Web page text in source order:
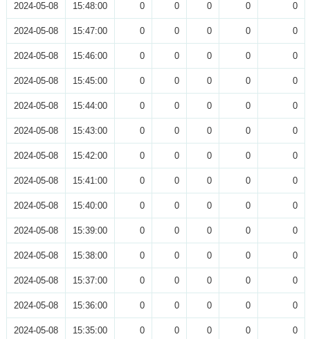
2024-05-08 15:48:00 0 0 0 0 0
2024-05-08 15:47:00 0 0 0 0 0
2024-05-08 15:46:00 0 0 0 0 0
2024-05-08 15:45:00 0 0 0 0 0
2024-05-08 15:44:00 0 0 0 0 0
2024-05-08 15:43:00 0 0 0 0 0
2024-05-08 15:42:00 0 0 0 0 0
2024-05-08 15:41:00 0 0 0 0 0
2024-05-08 15:40:00 0 0 0 0 0
2024-05-08 15:39:00 0 0 0 0 0
2024-05-08 15:38:00 0 0 0 0 0
2024-05-08 15:37:00 0 0 0 0 0
2024-05-08 15:36:00 0 0 0 0 0
2024-05-08 15:35:00 0 0 0 0 0